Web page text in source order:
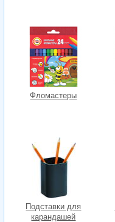
Фломастеры
Подставки для
карандашей